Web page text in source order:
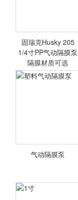
<查看详情>
固瑞克Husky 205
1/4寸PP气动隔膜泵
隔膜材质可选
气动隔膜泵